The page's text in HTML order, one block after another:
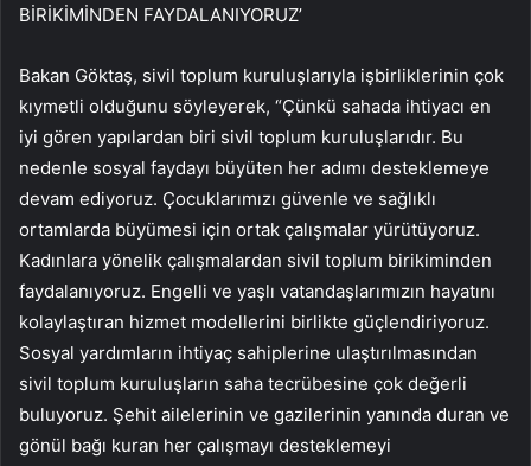
BİRİKİMİNDEN FAYDALANIYORUZ’
Bakan Göktaş, sivil toplum kuruluşlarıyla işbirliklerinin çok
kıymetli olduğunu söyleyerek, “Çünkü sahada ihtiyacı en
iyi gören yapılardan biri sivil toplum kuruluşlarıdır. Bu
nedenle sosyal faydayı büyüten her adımı desteklemeye
devam ediyoruz. Çocuklarımızı güvenle ve sağlıklı
ortamlarda büyümesi için ortak çalışmalar yürütüyoruz.
Kadınlara yönelik çalışmalardan sivil toplum birikiminden
faydalanıyoruz. Engelli ve yaşlı vatandaşlarımızın hayatını
kolaylaştıran hizmet modellerini birlikte güçlendiriyoruz.
Sosyal yardımların ihtiyaç sahiplerine ulaştırılmasından
sivil toplum kuruluşların saha tecrübesine çok değerli
buluyoruz. Şehit ailelerinin ve gazilerinin yanında duran ve
gönül bağı kuran her çalışmayı desteklemeyi